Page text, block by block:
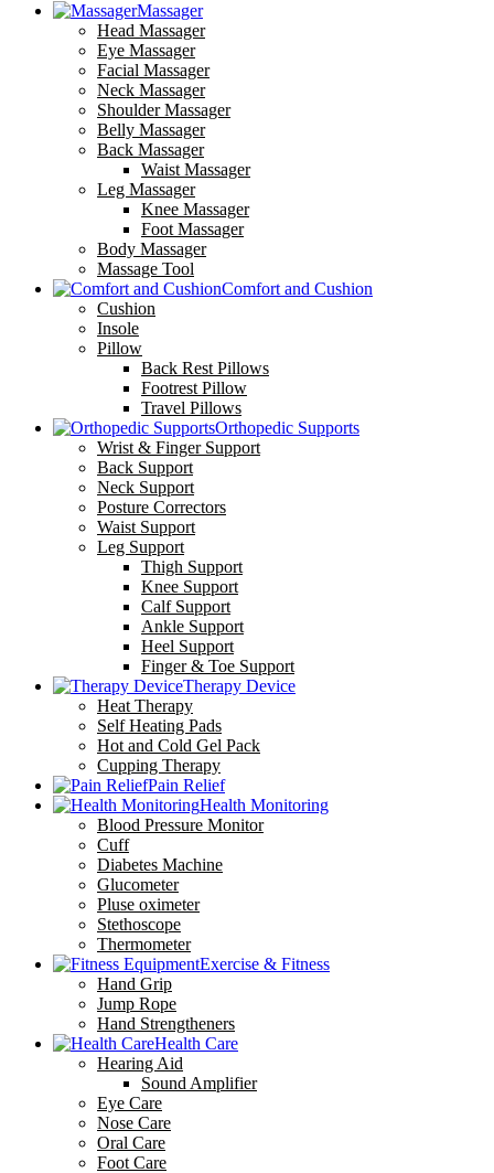
Massager
Head Massager
Eye Massager
Facial Massager
Neck Massager
Shoulder Massager
Belly Massager
Back Massager
Waist Massager
Leg Massager
Knee Massager
Foot Massager
Body Massager
Massage Tool
Comfort and Cushion
Cushion
Insole
Pillow
Back Rest Pillows
Footrest Pillow
Travel Pillows
Orthopedic Supports
Wrist & Finger Support
Back Support
Neck Support
Posture Correctors
Waist Support
Leg Support
Thigh Support
Knee Support
Calf Support
Ankle Support
Heel Support
Finger & Toe Support
Therapy Device
Heat Therapy
Self Heating Pads
Hot and Cold Gel Pack
Cupping Therapy
Pain Relief
Health Monitoring
Blood Pressure Monitor
Cuff
Diabetes Machine
Glucometer
Pluse oximeter
Stethoscope
Thermometer
Exercise & Fitness
Hand Grip
Jump Rope
Hand Strengtheners
Health Care
Hearing Aid
Sound Amplifier
Eye Care
Nose Care
Oral Care
Foot Care